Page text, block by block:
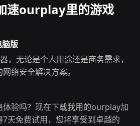
速ourplay里的游戏
版
，无论是个人用途还是商务需求，
络安全解决方案。
体验吗？现在下载我用的ourplay加
天免费试用，您将享受到卓越的